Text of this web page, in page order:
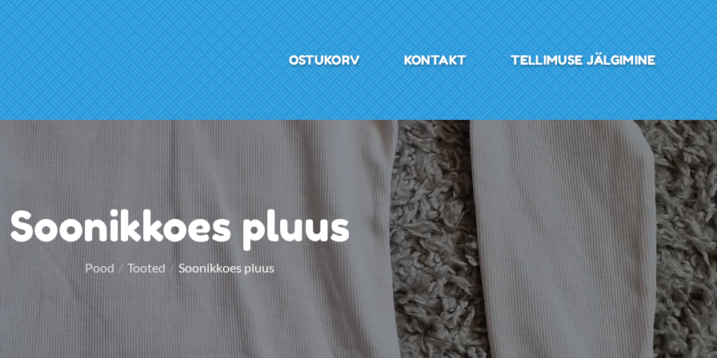
OSTUKORV KONTAKT TELLIMUSE JÄLGIMINE
Soonikkoes pluus
Pood Tooted Soonikkoes pluus